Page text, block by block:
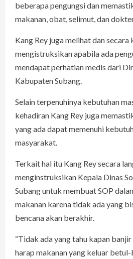
beberapa pengungsi dan
makanan, obat, selimut, dan
Kang Rey juga melihat dan secara
mengistruksikan apabila ada
mendapat perhatian medis dari
Kabupaten Subang.
Selain terpenuhinya kebutuhan
kehadiran Kang Rey juga
yang ada dapat memenuhi
masyarakat.
Terkait hal itu Kang Rey secara
menginstruksikan Kepala Dinas
Subang untuk membuat SOP
makanan karena tidak ada yang
bencana akan berakhir.
“Tidak ada yang tahu kapan
harap makanan yang keluar